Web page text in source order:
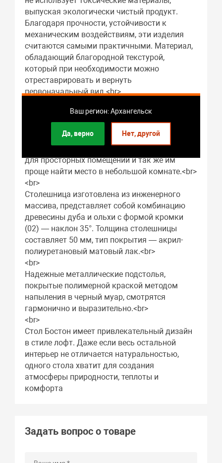
Ваш регион: Архангельск
Да, верно Нет, другой
выпуская экологически чистый продукт.
Благодаря прочности, устойчивости к
механическим воздействиям, эти изделия
считаются самыми практичными. Материал,
обладающий благородной текстурой,
который при необходимости можно
отреставрировать и вернуть
первоначальный вид.<br>
Столы с прямоугольной столешницей
вместительны и экономят полезное
пространство за счет возможности
для просторных помещений и так же им
проще найти место в небольшой комнате.<br>
<br>
Столешница изготовлена из инженерного
массива, представляет собой комбинацию
древесины дуба и ольхи с формой кромки
(02) — наклон 35°. Толщина столешницы
составляет 50 мм, тип покрытия — акрил-
полиуретановый матовый лак.<br>
<br>
Надежные металлические подстолья,
покрытые полимерной краской методом
напыления в черный муар, смотрятся
гармонично и выразительно.<br>
<br>
Стол Бостон имеет привлекательный дизайн
в стиле лофт. Даже если весь остальной
интерьер не отличается натуральностью,
одного стола хватит для создания
атмосферы природности, теплоты и
комфорта
Задать вопрос о товаре